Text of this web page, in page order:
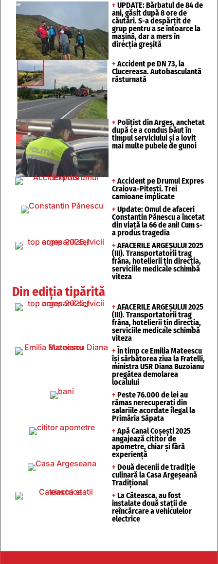
+ UPDATE: Bărbatul de 84 de
ani, găsit după 8 ore de
căutări. S-a despărțit de
grup pentru a se întoarce la
mașină, dar a mers în
direcția greșită
+ Accident pe DN 73, la
Clucereasa. Autobasculantă
răsturnată
+ Polițist din Argeș, anchetat
după ce a condus băut în
timpul serviciului și a lovit
mai multe pubele de gunoi
+ Accident pe Drumul Expres
Craiova-Pitești. Trei
camioane implicate
+ Update: Omul de afaceri
Constantin Pănescu a încetat
din viață la 66 de ani! Cum s-
a produs tragedia
+ AFACERILE ARGEȘULUI 2025
(III). Transportatorii trag
frâna, hotelierii țin direcția,
serviciile medicale schimbă
viteza
Din ediția tipărită
+ AFACERILE ARGEȘULUI 2025
(III). Transportatorii trag
frâna, hotelierii țin direcția,
serviciile medicale schimbă
viteza
+ În timp ce Emilia Mateescu
își sărbătorea ziua la Fratelli,
ministra USR Diana Buzoianu
pregătea demolarea
localului
+ Peste 76.000 de lei au
rămas nerecuperați din
salariile acordate ilegal la
Primăria Săpata
+ Apă Canal Coșești 2025
angajează cititor de
apometre, chiar și fără
experiență
+ Două decenii de tradiție
culinară la Casa Argeșeană
Tradițional
+ La Căteasca, au fost
instalate două stații de
reîncărcare a vehiculelor
electrice